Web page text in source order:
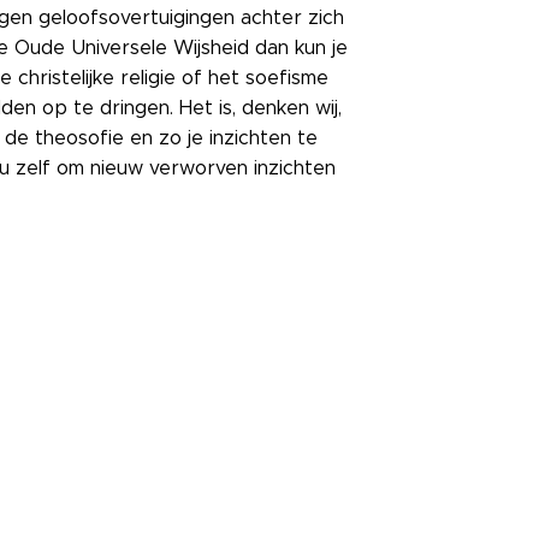
geloofsovertuigingen achter zich
Universele Wijsheid dan kun je
christelijke religie of het soefisme
op te dringen. Het is, denken wij,
theosofie en zo je inzichten te
zelf om nieuw verworven inzichten